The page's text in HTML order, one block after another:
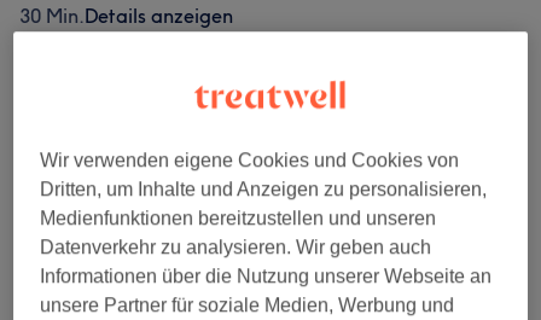
30 Min.Details anzeigen
Details anzeigen
Massage Thérapeutique -
Massage de 30min
30 Min.Details anzeigen
CHF 70 Auswählen
Massage Relaxant - Massage de
30min
CHF 60 Auswählen
Wir verwenden eigene Cookies und Cookies von
Dritten, um Inhalte und Anzeigen zu personalisieren,
Medienfunktionen bereitzustellen und unseren
Datenverkehr zu analysieren. Wir geben auch
Informationen über die Nutzung unserer Webseite an
unsere Partner für soziale Medien, Werbung und